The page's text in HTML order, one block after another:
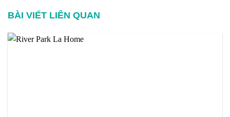
BÀI VIẾT LIÊN QUAN